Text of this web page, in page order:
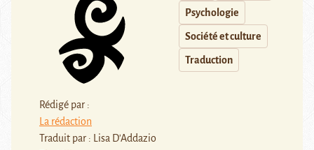
Rédigé par :
La rédaction
Traduit par : Lisa D'Addazio
Psychologie
Société et culture
Traduction